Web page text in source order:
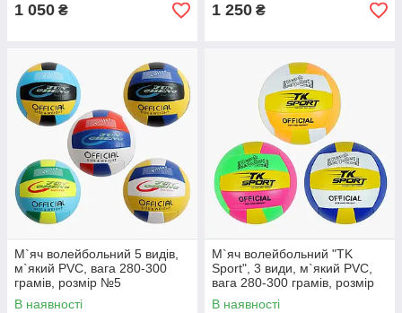
1 050 ₴ 1 250 ₴
М`яч волейбольний 5 видів,
м`який PVC, вага 280-300
грамів, розмір №5
В наявності
М`яч волейбольний "TK
Sport", 3 види, м`який PVC,
вага 280-300 грамів, розмір
№5
В наявності